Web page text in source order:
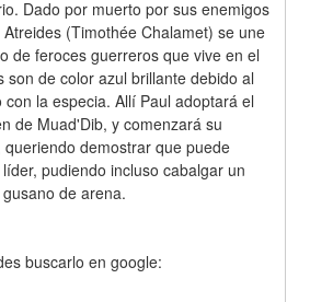
Dado por muerto por sus enemigos
(Timothée Chalamet) se une
de feroces guerreros que vive en el
son de color azul brillante debido al
la especia. Allí Paul adoptará el
de Muad'Dib, y comenzará su
demostrar que puede
pudiendo incluso cabalgar un
gusano de arena.
buscarlo en google: